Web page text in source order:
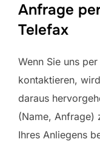
Anfrage
Telefax
Wenn Sie uns
kontaktieren,
daraus
(Name, Anfrage)
Ihres Anliegens